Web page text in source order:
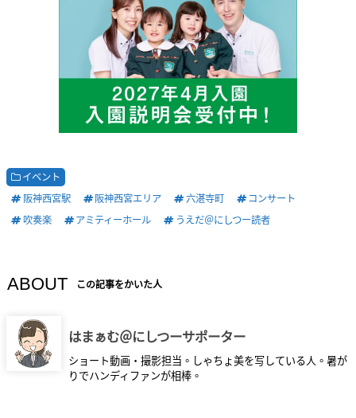
イベント
阪神西宮駅
阪神西宮エリア 六湛寺町
コンサート
吹奏楽
アミティーホール うえだ＠にしつー読者
ABOUT この記事をかいた人
はまぁむ＠にしつーサポーター
ショート動画・撮影担当。しゃちょ美を写している人。暑が
りでハンディファンが相棒。